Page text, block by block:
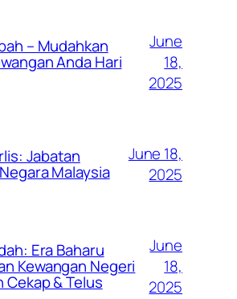
– Mudahkan
Anda Hari
June
18,
2025
Jabatan
Malaysia
June 18,
2025
Era Baharu
Kewangan Negeri
Cekap & Telus
June
18,
2025